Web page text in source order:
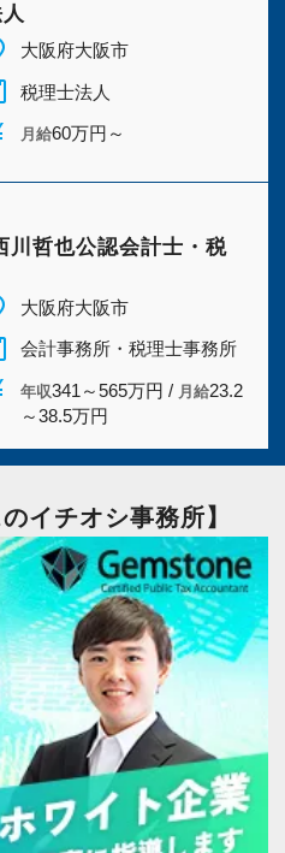
担当者様
大阪府大阪市
税理士法人
月給60万円～
川哲也公認会計士・税
大阪府大阪市
会計事務所・税理士事務所
年収341～565万円 / 月給23.2
～38.5万円
イチオシ事務所】